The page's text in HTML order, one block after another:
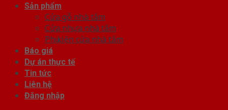
Sản phẩm
Cửa gỗ nhà tắm
Cửa nhựa nhà tắm
Phụ kiện cửa nhà tắm
Báo giá
Dự án thực tế
Tin tức
Liên hệ
Đăng nhập